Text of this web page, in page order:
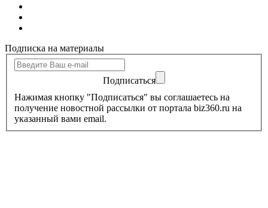
Подписка на материалы
Подписаться
Нажимая кнопку "Подписаться" вы соглашаетесь на
получение новостной рассылки от портала biz360.ru на
указанный вами email.